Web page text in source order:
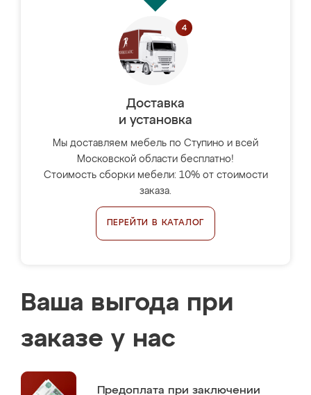
Доставка
и установка
Мы доставляем мебель по Ступино и всей
Московской области бесплатно!
Стоимость сборки мебели: 10% от стоимости
заказа.
ПЕРЕЙТИ В КАТАЛОГ
Ваша выгода при
заказе у нас
Предоплата при заключении